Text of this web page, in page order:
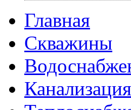
Главная
Скважины
Канализация